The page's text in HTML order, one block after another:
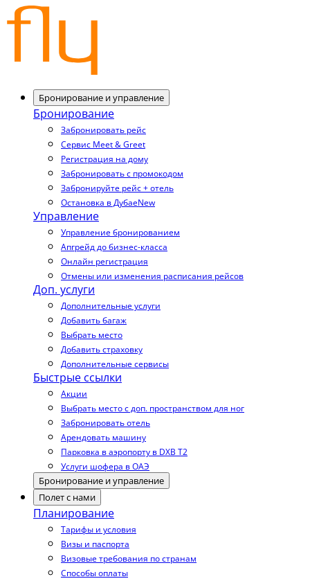
Бронирование и управление
Бронирование
Забронировать рейс
Сервис Meet & Greet
Регистрация на дому
Забронировать с промокодом
Забронируйте рейс + отель
Остановка в ДубаеNew
Управление
Управление бронированием
Апгрейд до бизнес-класса
Онлайн регистрация
Отмены или изменения расписания рейсов
Доп. услуги
Дополнительные услуги
Добавить багаж
Выбрать место
Добавить страховку
Дополнительные сервисы
Быстрые ссылки
Акции
Выбрать место с доп. пространством для ног
Забронировать отель
Арендовать машину
Парковка в аэропорту в DXB T2
Услуги шофера в ОАЭ
Бронирование и управление
Полет с нами
Планирование
Тарифы и условия
Визы и паспорта
Визовые требования по странам
Способы оплаты